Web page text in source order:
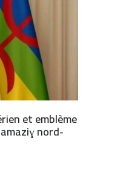
et emblème
nord-